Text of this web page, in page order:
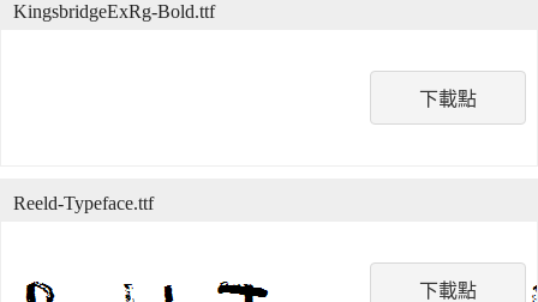
下載點
KingsbridgeExRg-Bold.ttf
下載點
Reeld-Typeface.ttf